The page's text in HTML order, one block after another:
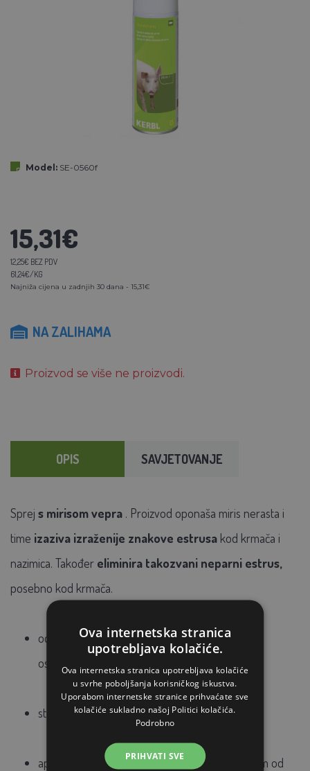
Model: SE-0560f
15,31€
12,25€ BEZ PDV
61,24€/KG
Najniža cijena u zadnjih 30 dana - 15,31€
NA ZALIHAMA
Proizvod se više ne proizvodi.
OPIS SAVJETOVANJE
Sprej s mirisom vepra . Proizvod oponaša miris nerasta i
time izaziva izraženije znakove estrusa kod krmača i
nazimica. Također eliminira takozvani neparni estrus,
posebno kod krmača.
odrediti najbolji trenutak zapripust ili umjetno
osjemenjivanje
stimulirakrmače
apikat za .2
sekunde s udaljenosti od 60 cm od
Ova internetska stranica
upotrebljava kolačiće.
Ova internetska stranica upotrebljava kolačiće
u svrhe poboljšanja korisničkog iskustva.
Uporabom internetske stranice prihvaćate sve
kolačiće sukladno našoj Politici kolačića.
Podrobno
PRIHVATI SVE